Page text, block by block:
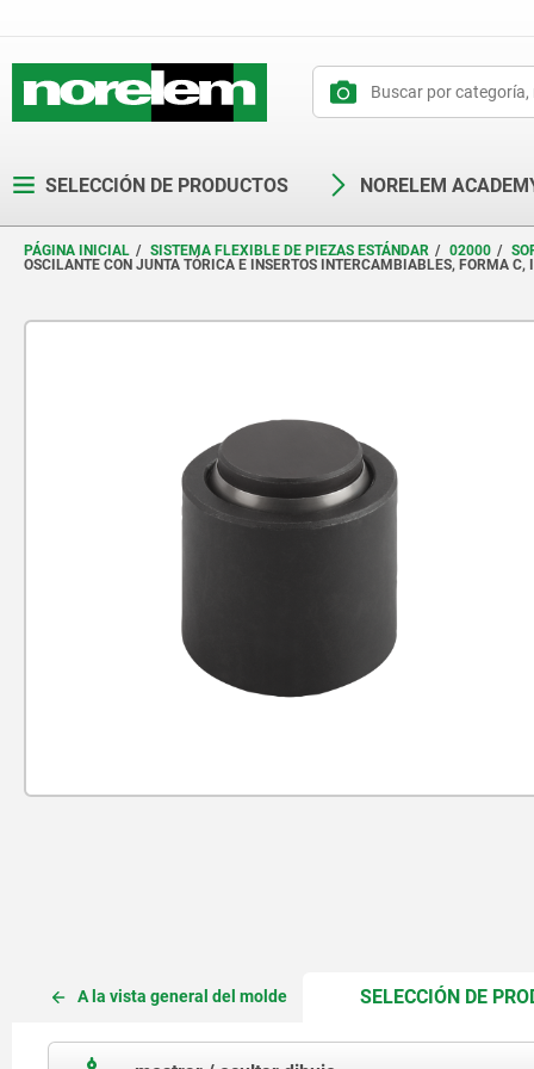
SELECCIÓN DE PRODUCTOS NORELEM
PÁGINA INICIAL SISTEMA FLEXIBLE DE PIEZAS ESTÁNDAR 02000
OSCILANTE CON JUNTA TÓRICA E INSERTOS INTERCAMBIABLES, FORMA C,
A la vista general del molde SELECCIÓN DE